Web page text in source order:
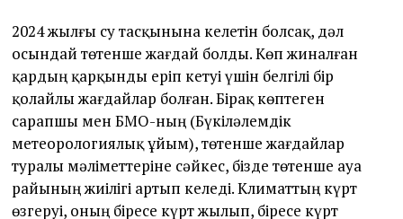
2024 жылғы су тасқынына келетін болсақ, дәл
осындай төтенше жағдай болды. Көп жиналған
қардың қарқынды еріп кетуі үшін белгілі бір
қолайлы жағдайлар болған. Бірақ көптеген
сарапшы мен БМО-ның (Бүкіләлемдік
метеорологиялық ұйым), төтенше жағдайлар
туралы мәліметтеріне сәйкес, бізде төтенше ауа
райының жиілігі артып келеді. Климаттың күрт
өзгеруі, оның біресе күрт жылып, біресе күрт